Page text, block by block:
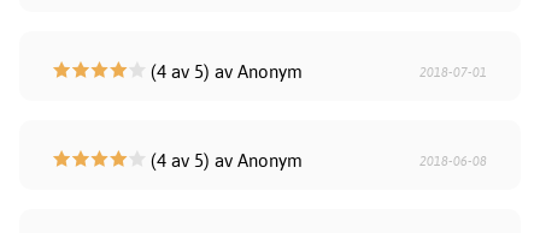
(4 av 5) av Anonym 2018-07-01
(4 av 5) av Anonym 2018-06-08